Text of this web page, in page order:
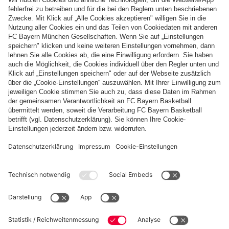
Zahlung & Lieferung
FC Bayern Store App
WIDERRUF
Datenschutz